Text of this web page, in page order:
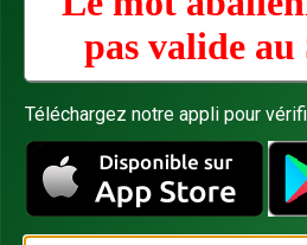
pas valide au
Téléchargez notre appli pour